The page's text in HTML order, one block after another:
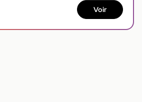
Voir